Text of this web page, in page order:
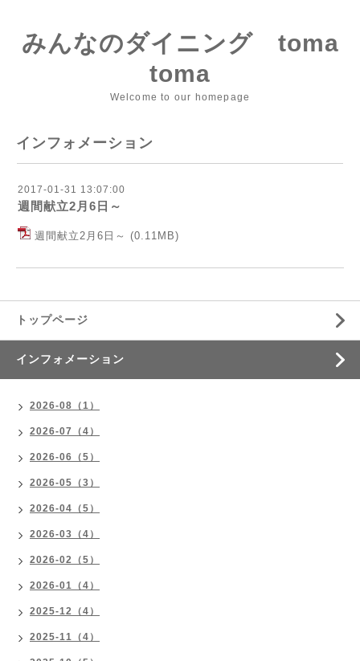
みんなのダイニング toma
toma
Welcome to our homepage
インフォメーション
2017-01-31 13:07:00
週間献立2月6日～
週間献立2月6日～ (0.11MB)
トップページ
インフォメーション
2026-08（1）
2026-07（4）
2026-06（5）
2026-05（3）
2026-04（5）
2026-03（4）
2026-02（5）
2026-01（4）
2025-12（4）
2025-11（4）